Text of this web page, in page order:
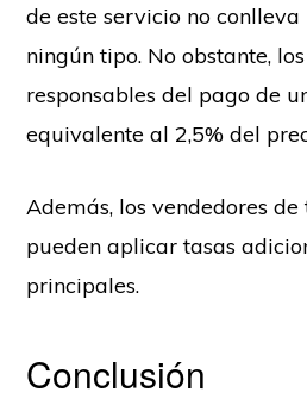
de este servicio no
ningún tipo. No obstante,
responsables del pago de
equivalente al 2,5% del
Además, los vendedores
pueden aplicar tasas
principales.
Conclusión